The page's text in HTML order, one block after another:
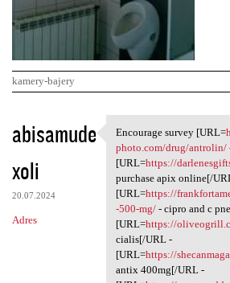
kamery-bajery
K
o
m
e
n
abisamude
xoli
20.07.2024
Adres
Encourage survey
Encourage survey [URL=
photo.com/drug/antrolin/
[URL=https://
purchase apix online[/
[URL=https://
-500-mg/- cipro and c
[URL=https://
cialis[/URL -
[URL=https://
antix 400mg[/URL -